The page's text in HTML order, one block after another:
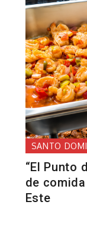
SANTO
“El Punto
de
Este